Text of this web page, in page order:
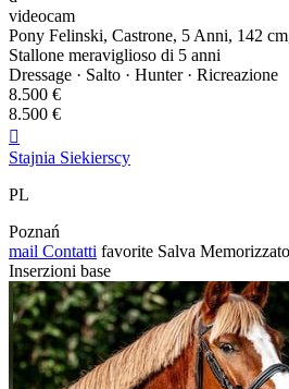
videocam
Pony Felinski, Castrone, 5 Anni, 142
Stallone meraviglioso di 5 anni
Dressage · Salto · Hunter · Ricreazione
8.500 €
8.500 €

Stajnia Siekierscy
PL
Poznań
mail Contatti favorite Salva Memorizzato
Inserzioni base